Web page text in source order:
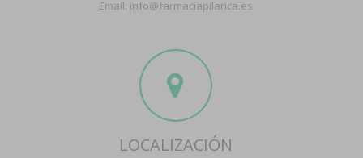
Email: info@farmaciapilarica.es
LOCALIZACIÓN